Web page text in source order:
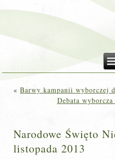
«Barwy kampanii wyborczej
Debata
Narodowe Święto
listopada 2013